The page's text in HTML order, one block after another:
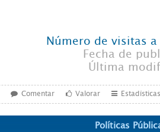
Número de visitas
Fecha de
Última
Comentar Valorar Estadísticas
Políticas